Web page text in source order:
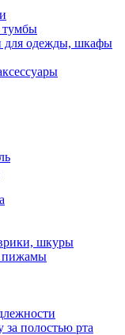
тумбы
для одежды, шкафы
шкуры
пижамы
за полостью рта